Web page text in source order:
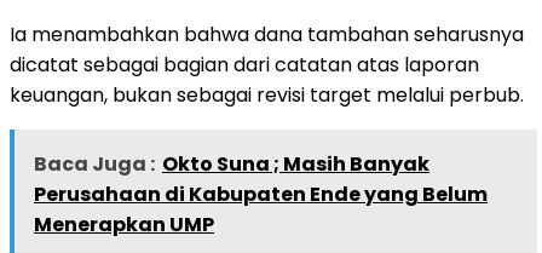
Ia menambahkan bahwa dana tambahan seharusnya
dicatat sebagai bagian dari catatan atas laporan
keuangan, bukan sebagai revisi target melalui perbub.
Baca Juga : Okto Suna ; Masih Banyak
Perusahaan di Kabupaten Ende yang Belum
Menerapkan UMP